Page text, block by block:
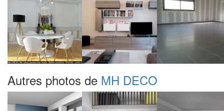
Autres photos de MH DECO